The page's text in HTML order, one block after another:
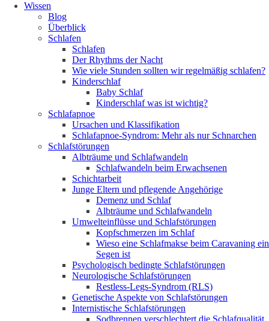
Wissen
Blog
Überblick
Schlafen
Schlafen
Der Rhythms der Nacht
Wie viele Stunden sollten wir regelmäßig schlafen?
Kinderschlaf
Baby Schlaf
Kinderschlaf was ist wichtig?
Schlafapnoe
Ursachen und Klassifikation
Schlafapnoe-Syndrom: Mehr als nur Schnarchen
Schlafstörungen
Albträume und Schlafwandeln
Schlafwandeln beim Erwachsenen
Schichtarbeit
Junge Eltern und pflegende Angehörige
Demenz und Schlaf
Albträume und Schlafwandeln
Umwelteinflüsse und Schlafstörungen
Kopfschmerzen im Schlaf
Wieso eine Schlafmakse beim Caravaning ein
Segen ist
Psychologisch bedingte Schlafstörungen
Neurologische Schlafstörungen
Restless-Legs-Syndrom (RLS)
Genetische Aspekte von Schlafstörungen
Internistische Schlafstörungen
Sodbrennen verschlechtert die Schlafqualität.